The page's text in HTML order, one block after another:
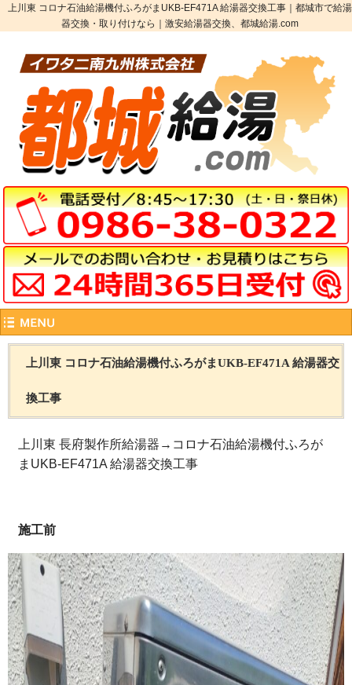
上川東 コロナ石油給湯機付ふろがまUKB-EF471A 給湯器交換工事｜都城市で給湯
器交換・取り付けなら｜激安給湯器交換、都城給湯.com
上川東 コロナ石油給湯機付ふろがまUKB-EF471A 給湯器交
換工事
上川東 長府製作所給湯器→コロナ石油給湯機付ふろが
まUKB-EF471A 給湯器交換工事
施工前